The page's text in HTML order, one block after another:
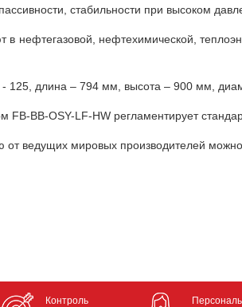
стабильности при высоком
нефтегазовой, нефтехимической,
125, длина – 794 мм, высота – 900 мм,
FB-BB-OSY-LF-HW регламентирует
ведущих мировых производителей
Контроль